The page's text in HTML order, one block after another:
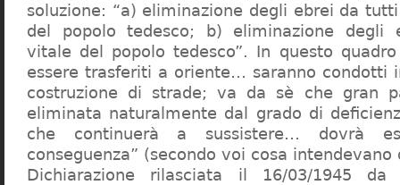
soluzione: “a) eliminazione degli ebrei da
del popolo tedesco; b) eliminazione degli
vitale del popolo tedesco”. In questo
essere trasferiti a oriente… saranno condotti
costruzione di strade; va da sè che gran
eliminata naturalmente dal grado di
che continuerà a sussistere… dovrà
conseguenza” (secondo voi cosa intendevano
Dichiarazione rilasciata il 16/03/1945